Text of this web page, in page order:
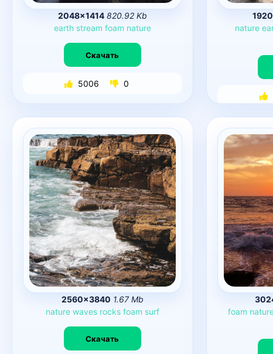
2048×1414 820.92 Kb
earth stream foam nature
Скачать
5006 0
nature
2560×3840 1.67 Mb
nature waves rocks foam surf
Скачать
foam